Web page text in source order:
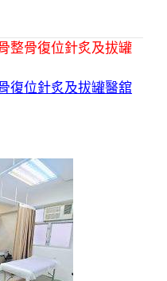
整骨復位針炙及拔罐
復位針炙及拔罐醫舘